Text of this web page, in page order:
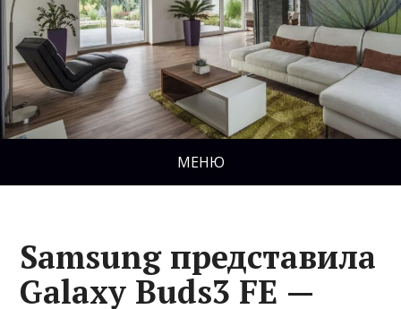
МЕНЮ
Samsung представила
Galaxy Buds3 FE —